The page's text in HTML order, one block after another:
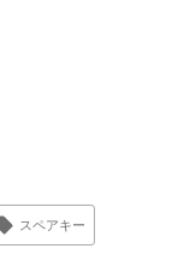
スペアキー